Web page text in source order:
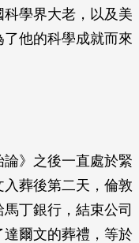
學界大老，以及美
他的科學成就而來
》之後一直處於緊
葬後第二天，倫敦
丁銀行，結束公司
爾文的葬禮，等於